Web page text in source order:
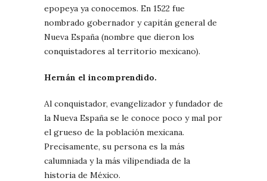
epopeya ya conocemos. En 1522 fue
nombrado gobernador y capitán general de
Nueva España (nombre que dieron los
conquistadores al territorio mexicano).
Hernán el incomprendido.
Al conquistador, evangelizador y fundador de
la Nueva España se le conoce poco y mal por
el grueso de la población mexicana.
Precisamente, su persona es la más
calumniada y la más vilipendiada de la
historia de México.